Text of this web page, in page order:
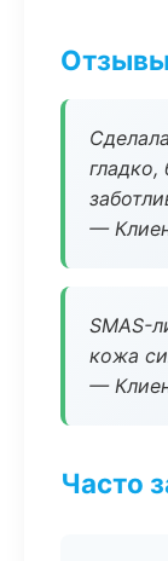
—
SMAS-
кожа
—
Часто